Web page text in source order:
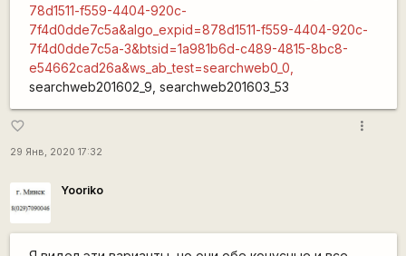
78d1511-f559-4404-920c-
7f4d0dde7c5a&algo_expid=878d1511-f559-4404-920c-
7f4d0dde7c5a-3&btsid=1a981b6d-c489-4815-8bc8-
e54662cad26a&ws_ab_test=searchweb0_0,
searchweb201602_9, searchweb201603_53
favorite_border
29 Янв, 2020 17:32
more_vert
Yooriko